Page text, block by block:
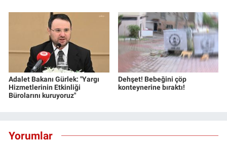
Adalet Bakanı Gürlek: "Yargı
Hizmetlerinin Etkinliği
Bürolarını kuruyoruz"
Dehşet! Bebeğini çöp
konteynerine bıraktı!
Yorumlar